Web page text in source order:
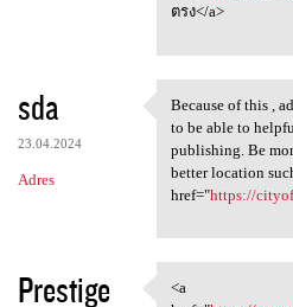
ตรง</a>
sda
23.04.2024
Adres
Because of
Because of this ,
to be able to
publishing. Be
better location
href="https://
Prestige
<a